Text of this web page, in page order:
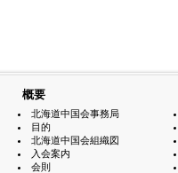
概要
北海道中国会事務局
目的
北海道中国会組織図
入会案内
会則